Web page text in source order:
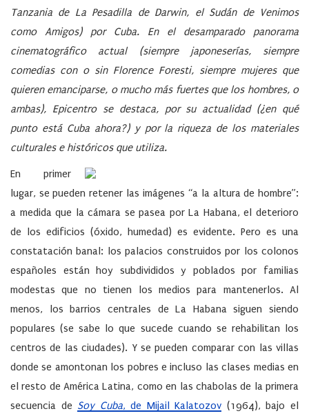
Tanzania de La Pesadilla de Darwin, el Sudán de Venimos
como Amigos) por Cuba. En el desamparado panorama
cinematográfico actual (siempre japoneserías, siempre
comedias con o sin Florence Foresti, siempre mujeres que
quieren emanciparse, o mucho más fuertes que los hombres, o
ambas), Epicentro se destaca, por su actualidad (¿en qué
punto está Cuba ahora?) y por la riqueza de los materiales
culturales e históricos que utiliza.
En primer
lugar, se pueden retener las imágenes “a la altura de hombre”:
a medida que la cámara se pasea por La Habana, el deterioro
de los edificios (óxido, humedad) es evidente. Pero es una
constatación banal: los palacios construidos por los colonos
españoles están hoy subdivididos y poblados por familias
modestas que no tienen los medios para mantenerlos. Al
menos, los barrios centrales de La Habana siguen siendo
populares (se sabe lo que sucede cuando se rehabilitan los
centros de las ciudades). Y se pueden comparar con las villas
donde se amontonan los pobres e incluso las clases medias en
el resto de América Latina, como en las chabolas de la primera
secuencia de Soy Cuba, de Mijail Kalatozov (1964), bajo el